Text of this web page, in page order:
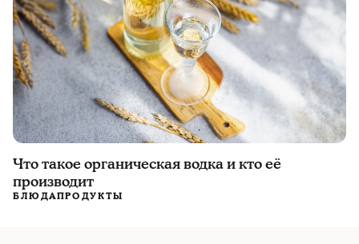
Что такое органическая водка и кто её
производит
БЛЮДАПРОДУКТЫ